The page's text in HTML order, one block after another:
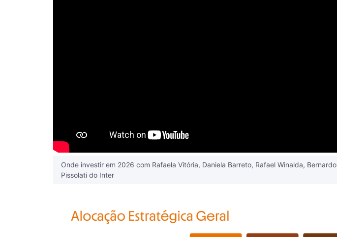
Onde investir em 2026 com Rafaela Vitória, Daniela Barreto, Rafael Winalda, Bernardo
Pissolati do Inter